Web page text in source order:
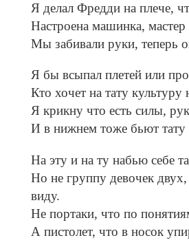
Я делал Фредди на плече,
Настроена машинка,
Мы забивали руки, теперь
Я бы всыпал плетей или
Кто хочет на тату культуру
Я крикну что есть силы,
И в нижнем тоже бьют
На эту и на ту набью себе
Но не группу девочек двух,
виду.
Не портаки, что по
А пистолет, что в носок